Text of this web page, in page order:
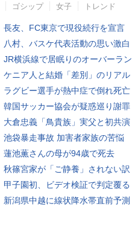
ゴシップ 女子 トレンド
長友、FC東京で現役続行を宣言
八村、バスケ代表活動の思い激白
JR横浜線で居眠りのオーバーラン
ケニア人と結婚「差別」のリアル
ラグビー選手が熱中症で倒れ死亡
韓国サッカー協会が疑惑巡り謝罪
大倉忠義「鳥貴族」実父と初共演
池袋暴走事故 加害者家族の苦悩
蓮池薫さんの母が94歳で死去
秋篠宮家が「ご静養」されない訳
甲子園初、ビデオ検証で判定覆る
新潟県中越に線状降水帯直前予測